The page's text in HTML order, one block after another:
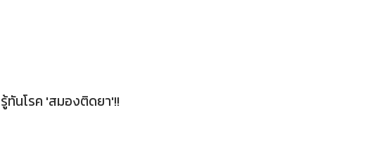
รู้ทันโรค 'สมองติดยา'!!